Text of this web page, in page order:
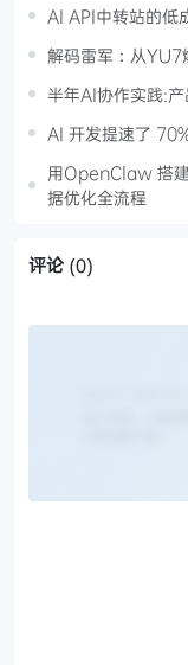
AI API中转站的低
解码雷军：从YU7
半年AI协作实践:
AI 开发提速了
用OpenClaw 搭
据优化全流程
评论 (0)